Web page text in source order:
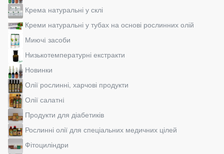
Крема натуральні у склі
Креми натуральні у тубах на основі рослинних олій
Миючi засоби
Низькотемпературні екстракти
Новинки
Олії рослинні, харчові продукти
Олії салатнi
Продукти для діабетиків
Рослинні олії для спеціальних медичних цілей
Фітоциліндри